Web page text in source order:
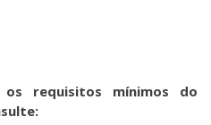
requisitos mínimos do